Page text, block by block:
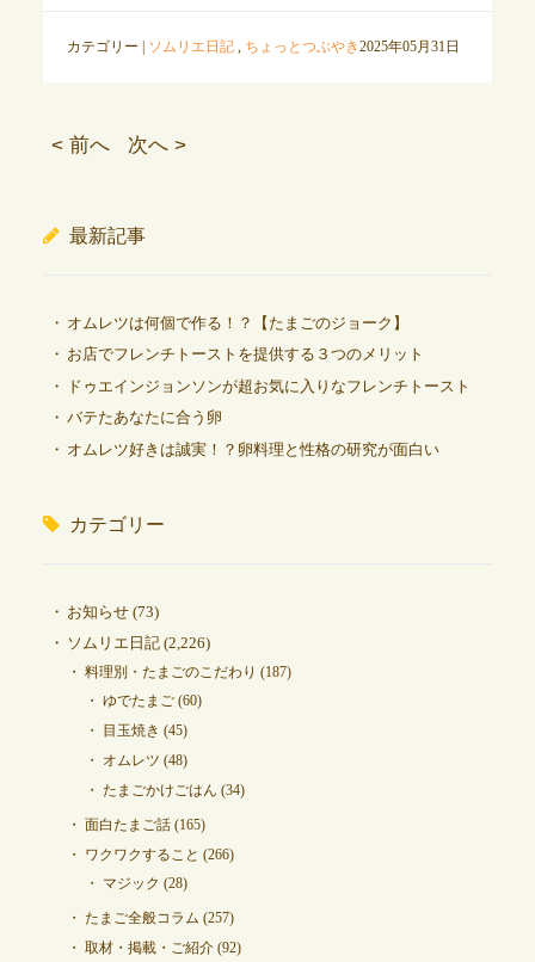
カテゴリー | ソムリエ日記, ちょっとつぶやき2025年05月31日
< 前へ 次へ >
最新記事
オムレツは何個で作る！？【たまごのジョーク】
お店でフレンチトーストを提供する３つのメリット
ドゥエインジョンソンが超お気に入りなフレンチトースト
バテたあなたに合う卵
オムレツ好きは誠実！？卵料理と性格の研究が面白い
カテゴリー
お知らせ(73)
ソムリエ日記(2,226)
料理別・たまごのこだわり (187)
ゆでたまご(60)
目玉焼き (45)
オムレツ (48)
たまごかけごはん (34)
面白たまご話(165)
ワクワクすること (266)
マジック (28)
たまご全般コラム (257)
取材・掲載・ご紹介(92)